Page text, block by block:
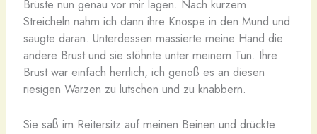
Brüste nun genau vor mir lagen. Nach kurzem
Streicheln nahm ich dann ihre Knospe in den Mund und
saugte daran. Unterdessen massierte meine Hand die
andere Brust und sie stöhnte unter meinem Tun. Ihre
Brust war einfach herrlich, ich genoß es an diesen
riesigen Warzen zu lutschen und zu knabbern.
Sie saß im Reitersitz auf meinen Beinen und drückte